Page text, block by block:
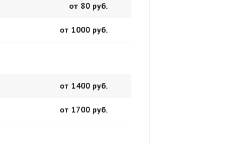
от 80 руб.
от 1000 руб.
от 1400 руб.
от 1700 руб.